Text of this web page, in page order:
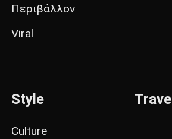
Περιβάλλον
Viral
Style
Culture
Travel